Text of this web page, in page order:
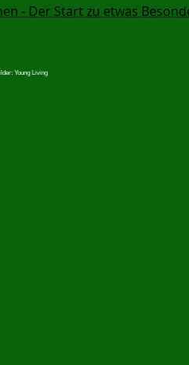
- Der Start zu etwas
Young Living